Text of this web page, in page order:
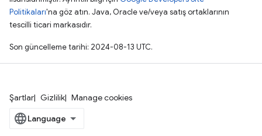
Politikaları'na göz atın. Java, Oracle ve/veya satış ortaklarının
tescilli ticari markasıdır.
Son güncelleme tarihi: 2024-08-13 UTC.
Şartlar Gizlilik Manage cookies